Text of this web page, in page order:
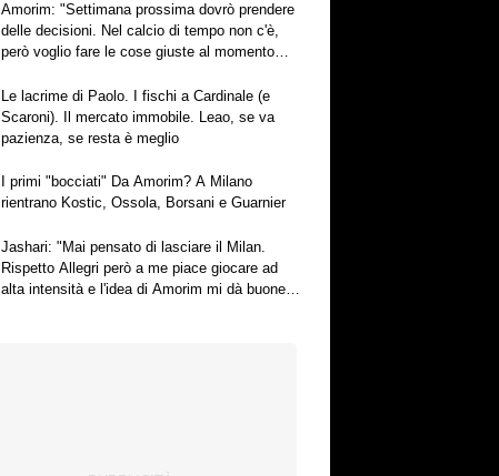
Amorim: "Settimana prossima dovrò prendere
delle decisioni. Nel calcio di tempo non c'è,
però voglio fare le cose giuste al momento
Le lacrime di Paolo. I fischi a Cardinale (e
Scaroni). Il mercato immobile. Leao, se va
pazienza, se resta è meglio
I primi "bocciati" Da Amorim? A Milano
rientrano Kostic, Ossola, Borsani e Guarnier
Jashari: "Mai pensato di lasciare il Milan.
Rispetto Allegri però a me piace giocare ad
alta intensità e l'idea di Amorim mi dà buone